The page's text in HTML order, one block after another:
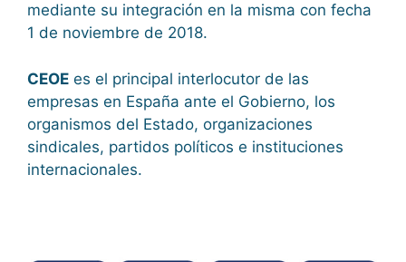
mediante su integración en la misma con fecha
1 de noviembre de 2018.
CEOE es el principal interlocutor de las
empresas en España ante el Gobierno, los
organismos del Estado, organizaciones
sindicales, partidos políticos e instituciones
internacionales.